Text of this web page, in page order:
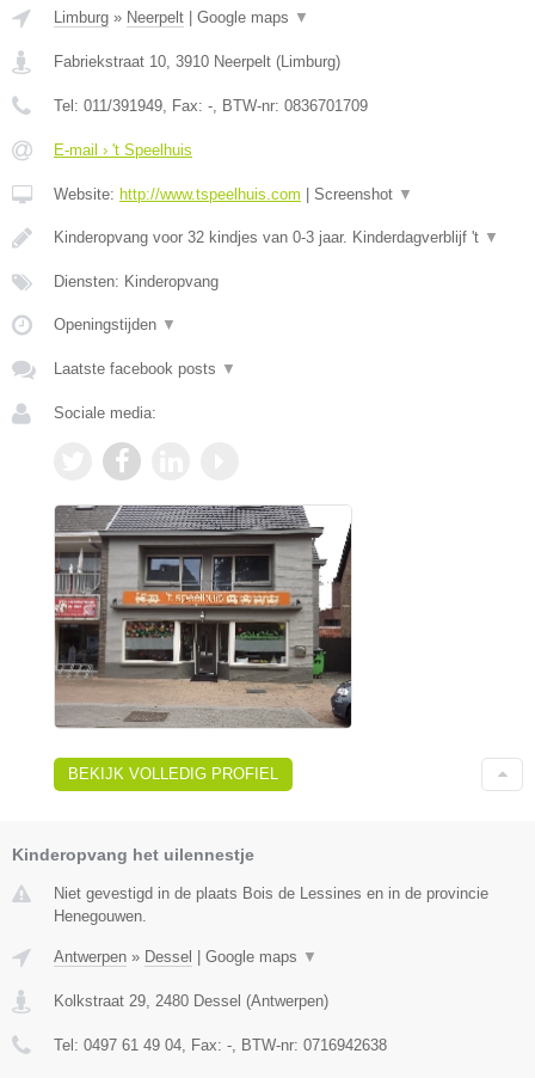
Limburg » Neerpelt Google maps ▼
Fabriekstraat 10, 3910 Neerpelt (Limburg)
Tel: 011/391949, Fax: -, BTW-nr: 0836701709
E-mail › 't Speelhuis
Website: http://www.tspeelhuis.com Screenshot ▼
Kinderopvang voor 32 kindjes van 0-3 jaar. Kinderdagverblijf 't ▼
Diensten: Kinderopvang
Openingstijden ▼
Laatste facebook posts ▼
Sociale media:
BEKIJK VOLLEDIG PROFIEL
Kinderopvang het uilennestje
Niet gevestigd in de plaats Bois de Lessines en in de provincie
Henegouwen.
Antwerpen » Dessel | Google maps ▼
Kolkstraat 29 2480 Dessel (Antwerpen)
Tel: 0497 61 49 04 , Fax: - , BTW-nr: 0716942638